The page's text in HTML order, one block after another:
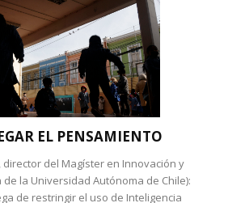
EL PENSAMIENTO
director del Magíster en Innovación y
la Universidad Autónoma de Chile):
de restringir el uso de Inteligencia